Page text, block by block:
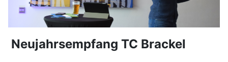
Neujahrsempfang TC Brackel